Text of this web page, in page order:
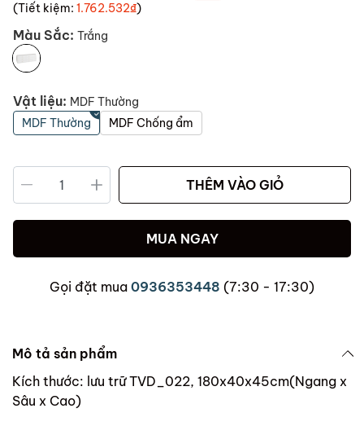
(Tiết kiệm: 1.762.532₫)
Màu Sắc: Trắng
Vật liệu: MDF Thường
MDF Thường
MDF Chống ẩm
THÊM VÀO GIỎ
MUA NGAY
Gọi đặt mua 0936353448 (7:30 - 17:30)
Mô tả sản phẩm
Kích thước: lưu trữ TVD_022, 180x40x45cm(Ngang x
Sâu x Cao)